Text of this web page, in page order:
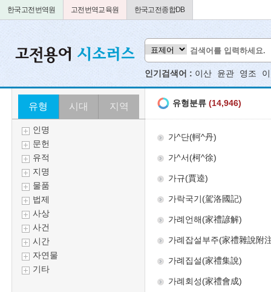
한국고전번역원 고전번역교육원 한국고전종합DB
인기검색어 : 이산 윤관 영조
유형 시대 지역
인명
문헌
유적
지명
물품
법제
사상
사건
시간
자연물
기타